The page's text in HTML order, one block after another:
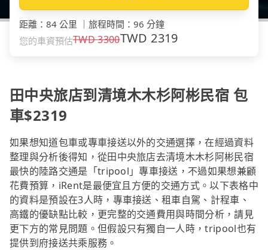
距離 ： 84 公里 ｜ 旅程時間 ： 96 分鐘
您的車資預估TWD3300TWD 2319
田中央旅店到清境木木杉阿彬民宿 包
車$2319
如果想知道包車或專車接送以外的交通選擇，在經過資料
整理與分析後得知，從田中央旅店去清境木木杉阿彬民宿
最快的陸路交通是「tripool」專車接送，不過如果想兼顧
花費預算，iRent是最便宜且方便的交通方式。以下表格中
的資料是預設在3人時，專車接送、租車自駕、計程車、
高鐵的優缺點比較，更完整的交通費用與時間分析，請見
更下方的常見問題。但假設只有獨自一人時，tripool也有
提供到府接送共乘服務。